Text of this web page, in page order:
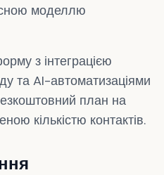
моделлю
з інтеграцією
та AI-автоматизаціями
план на
кількістю контактів.